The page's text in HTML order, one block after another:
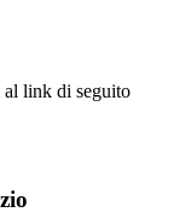
al link di seguito